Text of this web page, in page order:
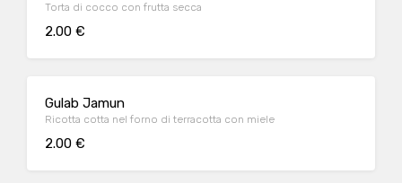
Torta di cocco con frutta secca
2.00 €
Gulab Jamun
Ricotta cotta nel forno di terracotta con miele
2.00 €